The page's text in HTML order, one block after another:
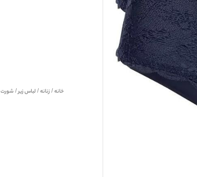
خانه/ زنانه/ لباس زیر/ شورت